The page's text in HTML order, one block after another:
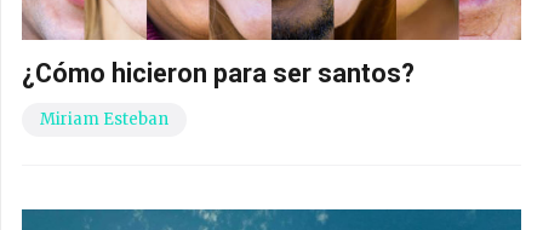
¿Cómo hicieron para ser santos?
Miriam Esteban